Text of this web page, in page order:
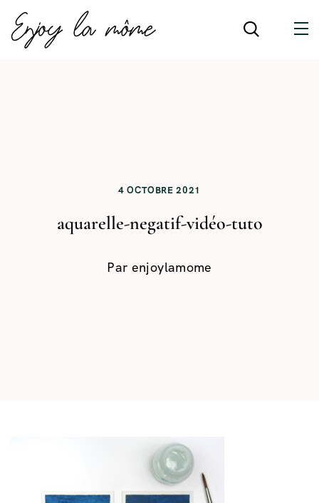
4 OCTOBRE 2021
aquarelle-negatif-vidéo-tuto
Par enjoylamome